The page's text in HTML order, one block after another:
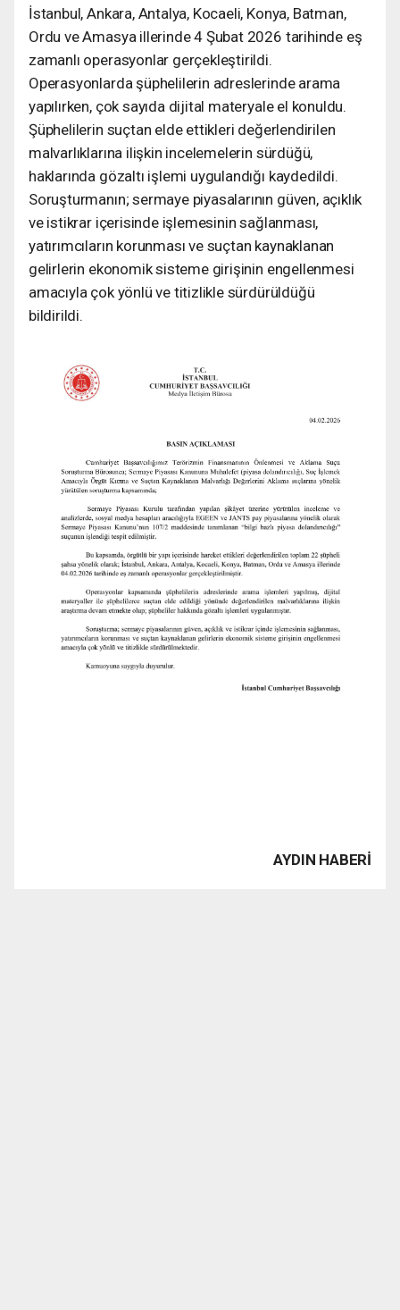
İstanbul, Ankara, Antalya, Kocaeli, Konya, Batman,
Ordu ve Amasya illerinde 4 Şubat 2026 tarihinde eş
zamanlı operasyonlar gerçekleştirildi.
Operasyonlarda şüphelilerin adreslerinde arama
yapılırken, çok sayıda dijital materyale el konuldu.
Şüphelilerin suçtan elde ettikleri değerlendirilen
malvarlıklarına ilişkin incelemelerin sürdüğü,
haklarında gözaltı işlemi uygulandığı kaydedildi.
Soruşturmanın; sermaye piyasalarının güven, açıklık
ve istikrar içerisinde işlemesinin sağlanması,
yatırımcıların korunması ve suçtan kaynaklanan
gelirlerin ekonomik sisteme girişinin engellenmesi
amacıyla çok yönlü ve titizlikle sürdürüldüğü
bildirildi.
AYDIN HABERİ